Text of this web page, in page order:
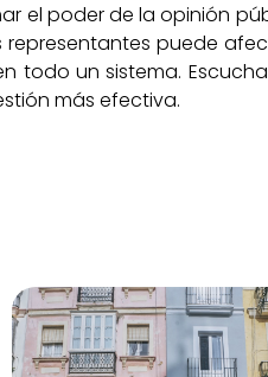
el poder de la opinión
puede
todo un sistema.
más efectiva.